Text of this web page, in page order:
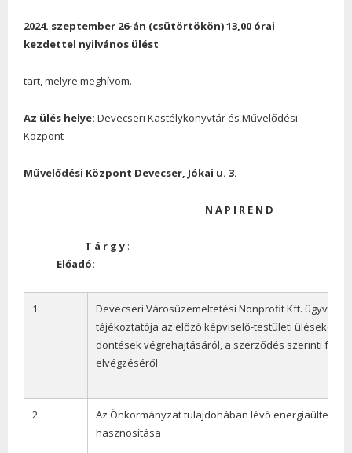
2024. szeptember 26-án (csütörtökön) 13,00 órai
kezdettel nyilvános ülést
tart, melyre meghívom.
Az ülés helye: Devecseri Kastélykönyvtár és Művelődési
Központ
Művelődési Központ Devecser, Jókai u. 3.
N A P I R E N D
T á r g y :
Előadó:
1.
Devecseri Városüzemeltetési Nonprofit Kft.
tájékoztatója az előző képviselő-testületi üléseken
döntések végrehajtásáról, a szerződés szerinti
elvégzéséről
2.
Az Önkormányzat tulajdonában lévő
hasznosítása